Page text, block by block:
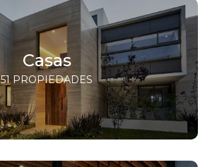
Casas
51 PROPIEDADES